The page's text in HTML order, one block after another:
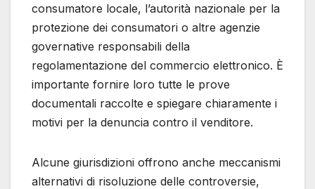
consumatore locale, l’autorità nazionale per la
protezione dei consumatori o altre agenzie
governative responsabili della
regolamentazione del commercio elettronico. È
importante fornire loro tutte le prove
documentali raccolte e spiegare chiaramente i
motivi per la denuncia contro il venditore.
Alcune giurisdizioni offrono anche meccanismi
alternativi di risoluzione delle controversie,